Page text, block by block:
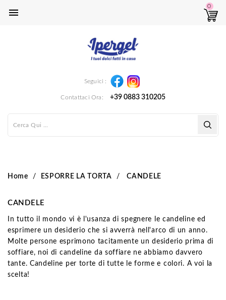

0
Seguici : Facebook
Contattaci Ora: +39 0883 310205
Home ESPORRE LA TORTA CANDELE
CANDELE
In tutto il mondo vi è l'usanza di spegnere le candeline ed
esprimere un desiderio che si avverrà nell'arco di un anno.
Molte persone esprimono tacitamente un desiderio prima di
soffiare, noi di candeline da soffiare ne abbiamo davvero
tante. Candeline per torte di tutte le forme e colori. A voi la
scelta!